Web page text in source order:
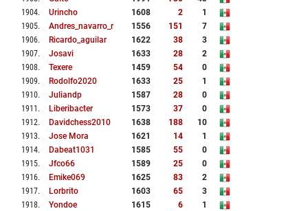
1904. Urincho 1608 2
1
1905. Andres_navarro_r 1556 151
7
1906. Ricardo_aguilar 1622 38
3
1907. Josavi 1633 28
2
1908. Texere 1459 54
0
1909. Rodolfo2020 1633 25
1
1910. Juliandp 1587 28
0
1911 . Liberibacter 1573 37
0
1912. Davidchess2010 1638 188
10
1913. Jose Mora 1621 14
1
1914. Dabeat1031 1585 55
0
1915. Jfco66 1589 25
0
1916. Emike069 1625 83
2
1917. Lorbrito 1603 65
3
1918. Yondoe 1615 6
1